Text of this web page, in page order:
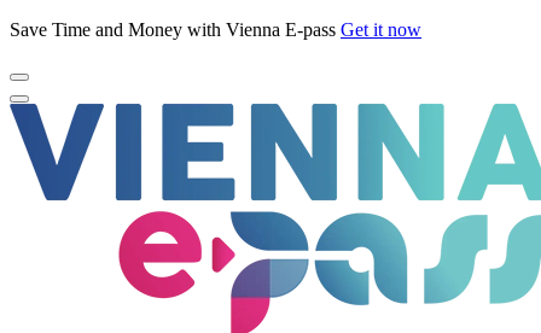
Save Time and Money with Vienna E-pass Get it now